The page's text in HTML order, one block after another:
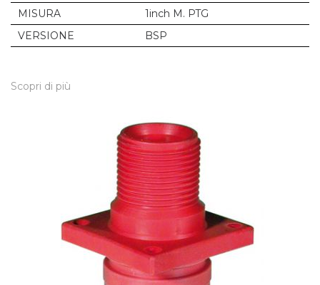
MISURA
1inch M. PTG
VERSIONE
BSP
Scopri di più